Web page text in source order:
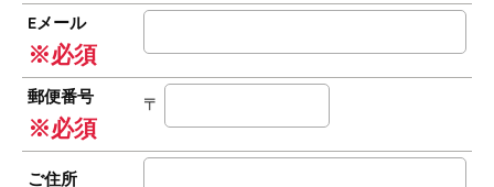
Eメール
※必須
郵便番号
※必須
〒
ご住所